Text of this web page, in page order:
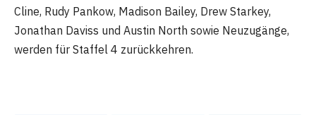
Cline, Rudy Pankow, Madison Bailey, Drew Starkey,
Jonathan Daviss und Austin North sowie Neuzugänge,
werden für Staffel 4 zurückkehren.